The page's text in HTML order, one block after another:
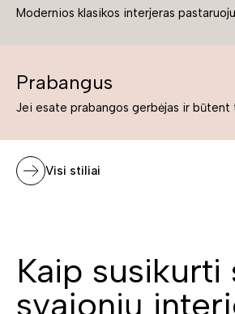
Prabangus
Visi stiliai
Kaip susikurti
svajonių